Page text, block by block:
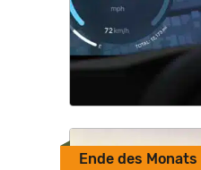
Ende des Monats